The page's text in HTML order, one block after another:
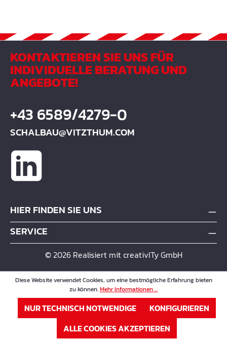
KONTAKTIEREN SIE UNS FÜR
INDIVIDUELLE BERATUNG UND
ANGEBOTE!
+43 6589/4279-0
SCHALBAU@VITZTHUM.COM
HIER FINDEN SIE UNS
SERVICE
© 2026 Realisiert mit creativITy GmbH
Diese Website verwendet Cookies, um eine bestmögliche Erfahrung bieten
zu können.Mehr Informationen ...
NUR TECHNISCH NOTWENDIGE
KONFIGURIEREN
ALLE COOKIES AKZEPTIEREN